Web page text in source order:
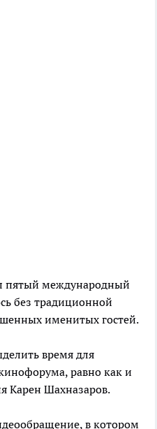
пятый международный
без традиционной
именитых гостей.
время для
равно как и
Карен Шахназаров.
в котором